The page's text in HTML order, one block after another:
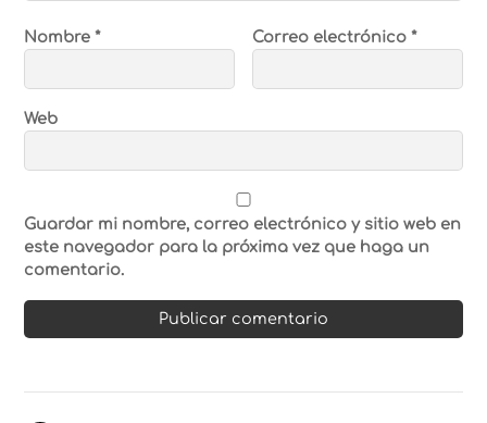
Nombre* Correo electrónico*
Web
Guardar mi nombre, correo electrónico y sitio web en
este navegador para la próxima vez que haga un
comentario.